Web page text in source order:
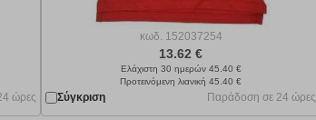
ώρες
κωδ. 152037254
13.62 €
Ελάχιστη 30 ημερών 45.40 €
Προτεινόμενη λιανική 45.40 €
Σύγκριση Παράδοση σε 24 ώρες